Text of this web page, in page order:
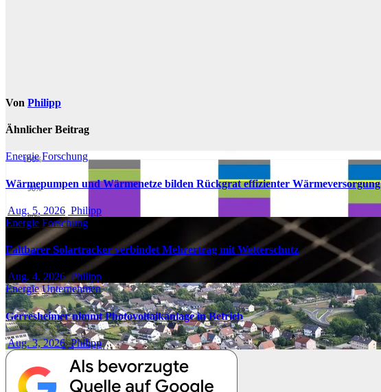
Von Philipp
Ähnlicher Beitrag
Energie Forschung
Wärmepumpen und Wärmenetze bilden Rückgrat effizienter Wärmeversorgung
Aug. 5, 2026 Philipp
Energie Forschung
Faltbarer Solartracker verbindet Mehrertrag mit Wetterschutz
Aug. 4, 2026 Philipp
Energie Unternehmen
Gerresheimer nimmt Photovoltaikanlage in Betrieb
Aug. 3, 2026 Philipp